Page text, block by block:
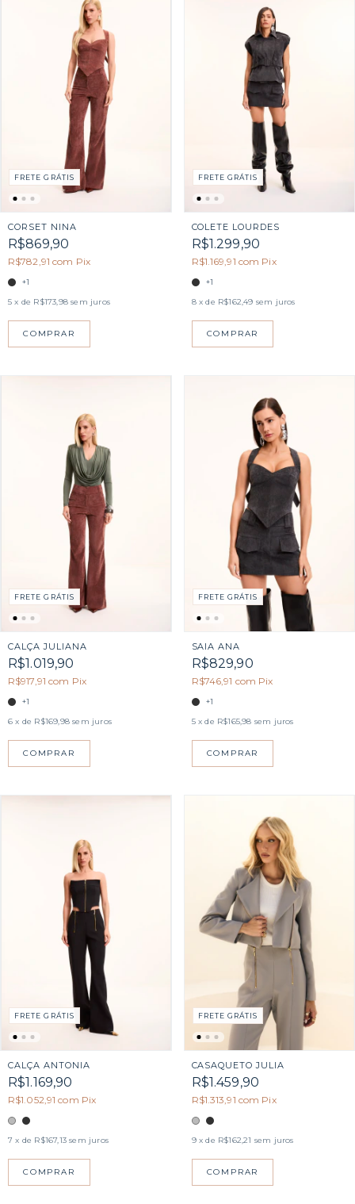
FRETE GRÁTIS
CORSET NINA
R$869,90
R$782,91com Pix
+1
5 x de R$173,98 sem juros
COMPRAR
FRETE GRÁTIS
COLETE LOURDES
R$1.299,90
R$1.169,91 com Pix
+1
8 x de R$162,49 sem juros
COMPRAR
FRETE GRÁTIS
CALÇA JULIANA
R$1.019,90
R$917,91com Pix
+1
6 x de R$169,98 sem juros
COMPRAR
FRETE GRÁTIS
SAIA ANA
R$829,90
R$746,91 com Pix
+1
5 x de R$165,98 sem juros
COMPRAR
FRETE GRÁTIS
CALÇA ANTONIA
R$1.169,90
R$1.052,91com Pix
7 x de R$167,13 sem juros
COMPRAR
FRETE GRÁTIS
CASAQUETO JULIA
R$1.459,90
R$1.313,91 com Pix
9 x de R$162,21 sem juros
COMPRAR